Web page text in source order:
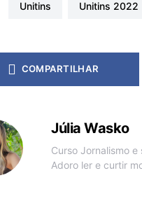
unitins unitins 2022
COMPARTILHAR
Júlia Wasko
Curso Jornalismo
Adoro ler e curtir